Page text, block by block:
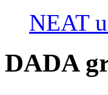
NEAT
DADA